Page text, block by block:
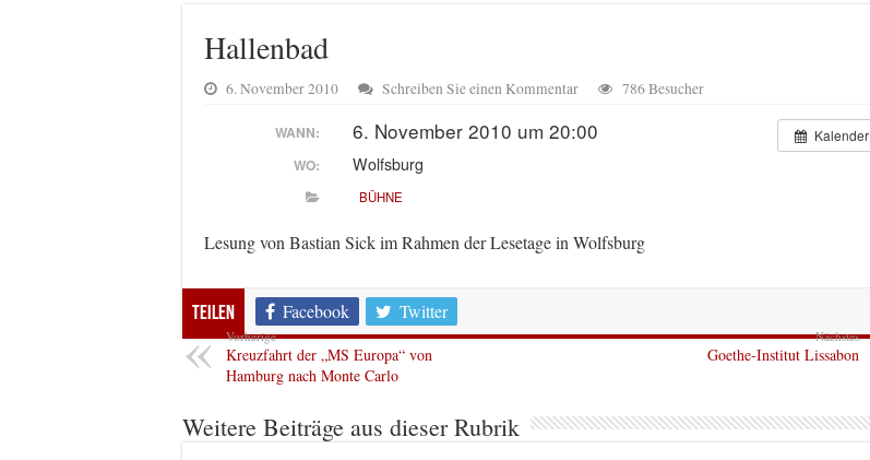
Hallenbad
6. November 2010 Schreiben Sie einen Kommentar 786 Besucher
Kalender
WANN: 6. November 2010 um 20:00
WO: Wolfsburg
BÜHNE
Lesung von Bastian Sick im Rahmen der Lesetage in Wolfsburg
Teilen Facebook Twitter
Vorherige
Kreuzfahrt der „MS Europa“ von
Hamburg nach Monte Carlo
Nächstes
Goethe-Institut Lissabon
Weitere Beiträge aus dieser Rubrik